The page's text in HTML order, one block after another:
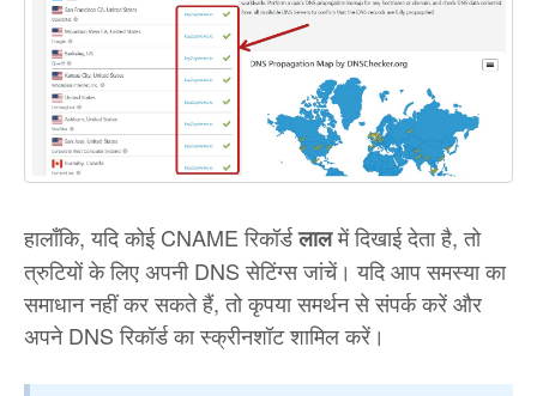
हालाँकि, यदि कोई CNAME रिकॉर्डलालमें दिखाई देता है, तो
त्रुटियों के लिए अपनी DNS सेटिंग्स जांचें। यदि आप समस्या का
समाधान नहीं कर सकते हैं, तो कृपया समर्थन से संपर्क करें और
अपने DNS रिकॉर्ड का स्क्रीनशॉट शामिल करें।